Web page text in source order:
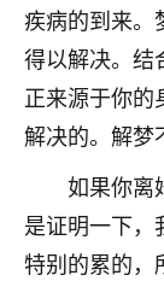
疾病的到来。
得以解决。结
正来源于你的
解决的。解梦
如果你离
是证明一下，
特别的累的，
老师做不
刚去世了
七零老
做梦梦
了，一
超度，
2天前 来自